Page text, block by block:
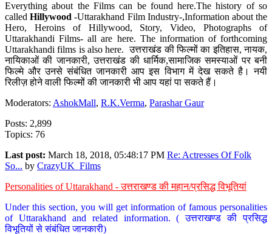
Everything about the Films can be found here.The history of so
calledHillywood-Uttarakhand Film Industry-,Information about the
Hero, Heroins of Hillywood, Story, Video, Photographs of
Uttarakhandi Films- all are here. The information of forthcoming
Uttarakhandi films is also here. उत्तराखंड की फिल्मों का इतिहास, नायक,
नायिकाओं की जानकारी, उत्तराखंड की धार्मिक,सामाजिक समस्याओं पर बनी
फिल्मे और उनसे संबंधित जानकारी आप इस विभाग में देख सकते है। नयी
रिलीज़ होने वाली फिल्मों की जानकारी भी आप यहां पा सकते हैं।
Moderators: AshokMall, R.K.Verma, Parashar Gaur
Posts: 2,899
Topics: 76
Last post: March 18, 2018, 05:48:17 PM Re: Actresses Of Folk
So... by CrazyUK_Films
Personalities of Uttarakhand - उत्तराखण्ड की महान/प्रसिद्ध विभूतियां
Under this section, you will get information of famous personalities
of Uttarakhand and related information. ( उत्तराखण्ड की प्रसिद्ध
विभूतियों से संबंधित जानकारी)